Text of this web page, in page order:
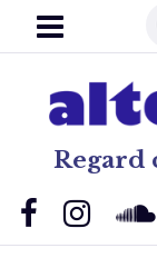
Regard